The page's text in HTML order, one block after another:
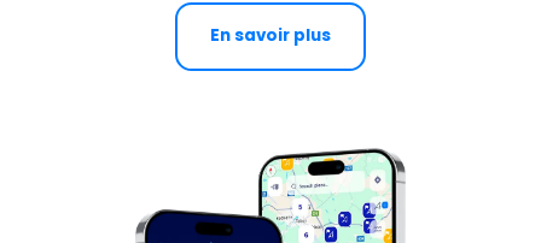
En savoir plus